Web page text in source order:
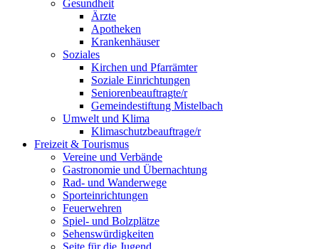
Gesundheit
Ärzte
Apotheken
Krankenhäuser
Soziales
Kirchen und Pfarrämter
Soziale Einrichtungen
Seniorenbeauftragte/r
Gemeindestiftung Mistelbach
Umwelt und Klima
Klimaschutzbeauftrage/r
Freizeit & Tourismus
Vereine und Verbände
Gastronomie und Übernachtung
Rad- und Wanderwege
Sporteinrichtungen
Feuerwehren
Spiel- und Bolzplätze
Sehenswürdigkeiten
Seite für die Jugend